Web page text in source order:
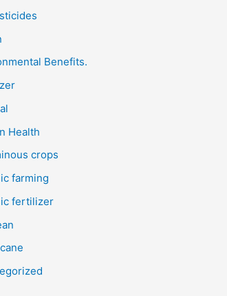
Benefits.
Health
crops
farming
fertilizer